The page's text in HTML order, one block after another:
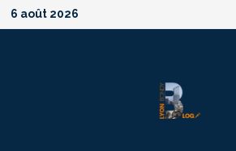
Passer
au
6 août 2026